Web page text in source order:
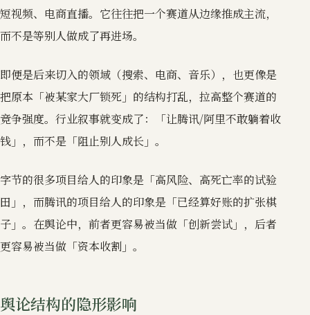
短视频、电商直播。它往往把一个赛道从边缘推成主流，
而不是等别人做成了再进场。
即便是后来切入的领域（搜索、电商、音乐），也更像是
把原本「被某家大厂锁死」的结构打乱，拉高整个赛道的
竞争强度。行业叙事就变成了：「让腾讯/阿里不敢躺着收
钱」，而不是「阻止别人成长」。
字节的很多项目给人的印象是「高风险、高死亡率的试验
田」，而腾讯的项目给人的印象是「已经算好账的扩张棋
子」。在舆论中，前者更容易被当做「创新尝试」，后者
更容易被当做「资本收割」。
舆论结构的隐形影响